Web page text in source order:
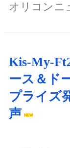
オリコンニ
Kis-My-
ース＆ド
プライズ
声